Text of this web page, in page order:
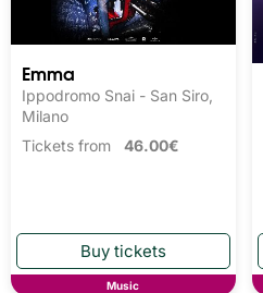
Emma
Ippodromo Snai - San Siro,
Milano
Tickets from 46.00€
Music